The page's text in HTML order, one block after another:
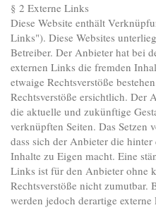
§ 2 Externe Links
Diese Website enthält
Links"). Diese Websites
Betreiber. Der Anbieter hat bei
externen Links die fremden
etwaige Rechtsverstöße
Rechtsverstöße ersichtlich. Der
die aktuelle und zukünftige
verknüpften Seiten. Das Setzen
dass sich der Anbieter die
Inhalte zu Eigen macht. Eine
Links ist für den Anbieter ohne
Rechtsverstöße nicht zumutbar.
werden jedoch derartige